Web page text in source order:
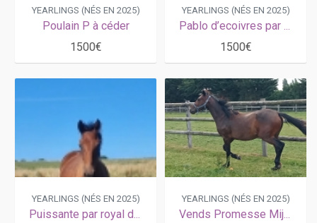
YEARLINGS (NÉS EN 2025)
Poulain P à céder
1500€
YEARLINGS (NÉS EN 2025)
Pablo d’ecoivres par Voluntary dream et Dolce vita d’em
1500€
YEARLINGS (NÉS EN 2025)
Puissante par royal dream
YEARLINGS (NÉS EN 2025)
Vends Promesse Mijack